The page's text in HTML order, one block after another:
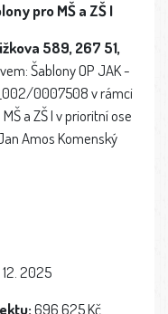
pro MŠ a ZŠ I
589, 267 51,
Šablony OP JAK -
0007508 v rámci
a ZŠ I v prioritní ose
Amos Komenský
12. 2025
696 625 Kč